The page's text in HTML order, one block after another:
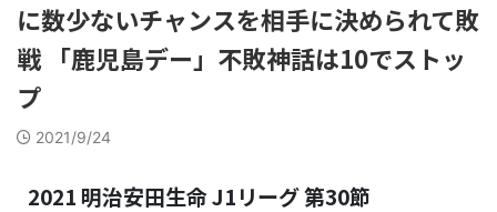
に数少ないチャンスを相手に決められて敗
戦 「鹿児島デー」不敗神話は10でストッ
プ
2021/9/24
2021 明治安田生命 J1リーグ 第30節